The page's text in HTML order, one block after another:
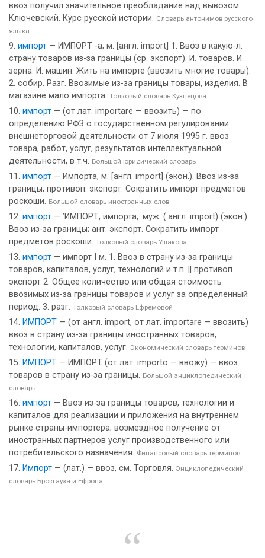
ввоз получил значительное преобладание над вывозом.
Ключевский. Курс русской истории. Словарь антонимов русского
языка
импорт — ИМПОРТ -а; м. [англ. import] 1. Ввоз в какую-л.
страну товаров из-за границы (ср. экспорт). И. товаров. И.
зерна. И. машин. Жить на импорте (ввозить многие товары).
2. собир. Разг. Ввозимые из-за границы товары, изделия. В
магазине мало импорта. Толковый словарь Кузнецова
импорт — (от лат. importare — ввозить) — по
определению РФЗ о государственном регулировании
внешнеторговой деятельности от 7 июля 1995 г. ввоз
товара, работ, услуг, результатов интеллектуальной
деятельности, в т.ч. Большой юридический словарь
импорт — Импорта, м. [англ. import] (экон.). Ввоз из-за
границы; противоп. экспорт. Сократить импорт предметов
роскоши. Большой словарь иностранных слов
импорт — ’ИМПОРТ, импорта, ·муж. (·англ. import) (экон.).
Ввоз из-за границы; ант. экспорт. Сократить импорт
предметов роскоши. Толковый словарь Ушакова
импорт — импорт I м. 1. Ввоз в страну из-за границы
товаров, капиталов, услуг, технологий и т.п. || противоп.
экспорт 2. Общее количество или общая стоимость
ввозимых из-за границы товаров и услуг за определённый
период. 3. разг. Толковый словарь Ефремовой
ИМПОРТ — (от англ. import, от лат. importare — ввозить)
ввоз в страну из-за границы иностранных товаров,
технологии, капиталов, услуг. Экономический словарь терминов
ИМПОРТ — ИМПОРТ (от лат. importo — ввожу) — ввоз
товаров в страну из-за границы. Большой энциклопедический
словарь
импорт — Ввоз из-за границы товаров, технологии и
капиталов для реализации и приложения на внутреннем
рынке страны-импортера; возмездное получение от
иностранных партнеров услуг производственного или
потребительского назначения. Финансовый словарь терминов
Импорт — (лат.) — ввоз, см. Торговля. Энциклопедический
словарь Брокгауза и Ефрона